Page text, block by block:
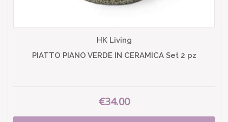
HK Living
PIATTO PIANO VERDE IN CERAMICA Set 2 pz
€34.00